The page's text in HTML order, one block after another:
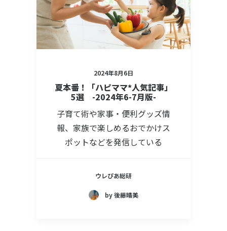
2024年8月6日
夏本番！「ハピママ*人気記事」
5選 -2024年6-7月版-
子育て術や家事・便利グッズ情
報、家族で楽しめるおでかけス
ポットなどを発信している
ウレぴあ総研
by 後藤晴美